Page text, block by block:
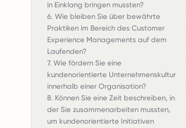
in Einklang bringen mussten?
6. Wie bleiben Sie über bewährte
Praktiken im Bereich des Customer
Experience Managements auf dem
Laufenden?
7. Wie fördern Sie eine
kundenorientierte Unternehmenskultur
innerhalb einer Organisation?
8. Können Sie eine Zeit beschreiben, in
der Sie zusammenarbeiten mussten,
um kundenorientierte Initiativen